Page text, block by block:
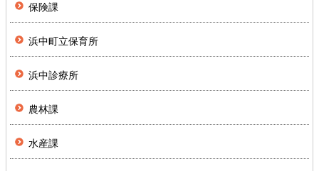
保険課
浜中町立保育所
浜中診療所
農林課
水産課